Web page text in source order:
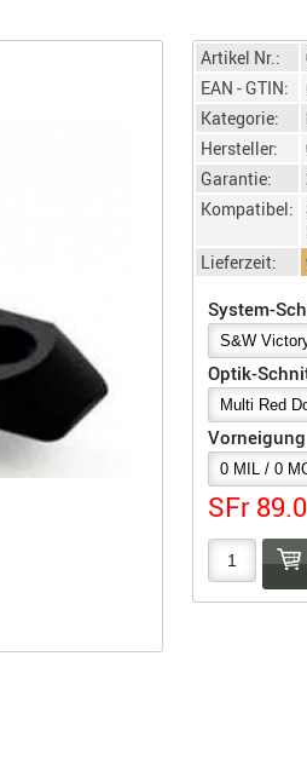
Artikel Nr.:
EAN - GTIN:
Kategorie:
Hersteller:
Garantie:
Kompatibel:
Lieferzeit:
System-
Optik-
Vorneigung
SFr